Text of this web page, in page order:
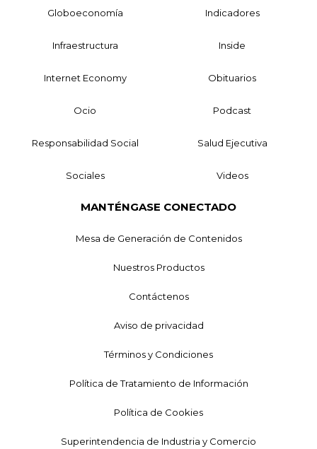
Globoeconomía Indicadores
Infraestructura Inside
Internet Economy Obituarios
Ocio Podcast
Responsabilidad Social Salud Ejecutiva
Sociales Videos
MANTÉNGASE CONECTADO
Mesa de Generación de Contenidos
Nuestros Productos
Contáctenos
Aviso de privacidad
Términos y Condiciones
Política de Tratamiento de Información
Política de Cookies
Superintendencia de Industria y Comercio